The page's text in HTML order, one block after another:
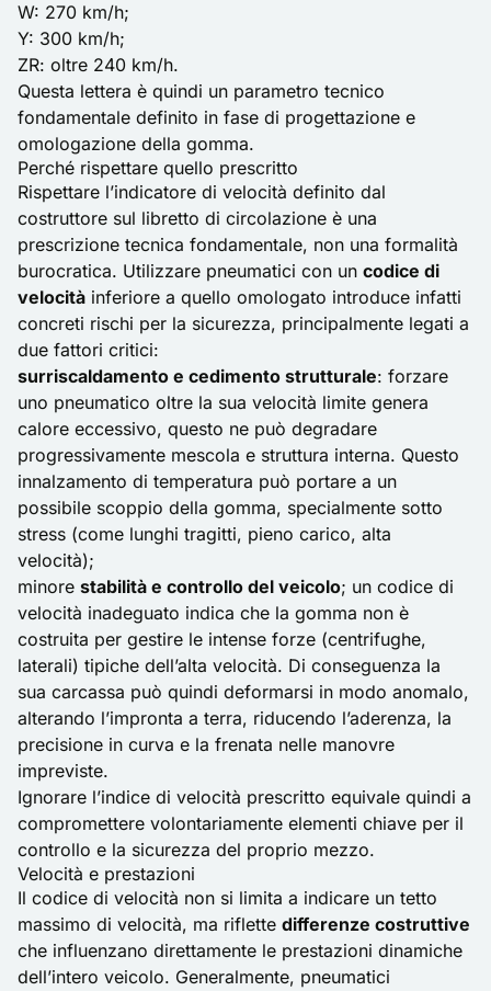
W: 270 km/h;
Y: 300 km/h;
ZR: oltre 240 km/h.
Questa lettera è quindi un parametro tecnico
fondamentale definito in fase di progettazione e
omologazione della gomma.
Perché rispettare quello prescritto
Rispettare l’indicatore di velocità definito dal
costruttore sul libretto di circolazione è una
prescrizione tecnica fondamentale, non una formalità
burocratica. Utilizzare pneumatici con un codice di
velocità inferiore a quello omologato introduce infatti
concreti rischi per la sicurezza, principalmente legati a
due fattori critici:
surriscaldamento e cedimento strutturale: forzare
uno pneumatico oltre la sua velocità limite genera
calore eccessivo, questo ne può degradare
progressivamente mescola e struttura interna. Questo
innalzamento di temperatura può portare a un
possibile scoppio della gomma, specialmente sotto
stress (come lunghi tragitti, pieno carico, alta
velocità);
minore stabilità e controllo del veicolo; un codice di
velocità inadeguato indica che la gomma non è
costruita per gestire le intense forze (centrifughe,
laterali) tipiche dell’alta velocità. Di conseguenza la
sua carcassa può quindi deformarsi in modo anomalo,
alterando l’impronta a terra, riducendo l’aderenza, la
precisione in curva e la frenata nelle manovre
impreviste.
Ignorare l’indice di velocità prescritto equivale quindi a
compromettere volontariamente elementi chiave per il
controllo e la sicurezza del proprio mezzo.
Velocità e prestazioni
Il codice di velocità non si limita a indicare un tetto
massimo di velocità, ma riflette differenze costruttive
che influenzano direttamente le prestazioni dinamiche
dell’intero veicolo. Generalmente, pneumatici